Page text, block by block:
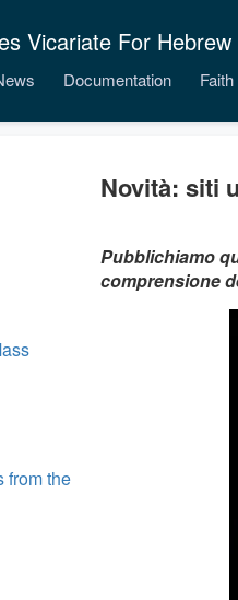
Vicariate For
Documentation
from the
Novità: siti
Pubblichiamo
comprensione